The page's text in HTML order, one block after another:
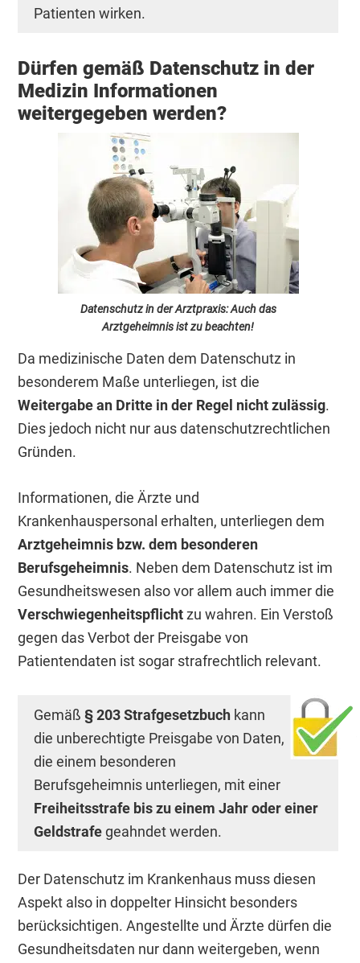
Patienten wirken.
Dürfen gemäß Datenschutz in der
Medizin Informationen
weitergegeben werden?
Datenschutz in der Arztpraxis: Auch das
Arztgeheimnis ist zu beachten!
Da medizinische Daten dem Datenschutz in
besonderem Maße unterliegen, ist die
Weitergabe an Dritte in der Regel nicht zulässig.
Dies jedoch nicht nur aus datenschutzrechtlichen
Gründen.
Informationen, die Ärzte und
Krankenhauspersonal erhalten, unterliegen dem
Arztgeheimnis bzw. dem besonderen
Berufsgeheimnis. Neben dem Datenschutz ist im
Gesundheitswesen also vor allem auch immer die
Verschwiegenheitspflichtzu wahren. Ein Verstoß
gegen das Verbot der Preisgabe von
Patientendaten ist sogar strafrechtlich relevant.
Gemäß§ 203 Strafgesetzbuch kann
die unberechtigte Preisgabe von Daten,
die einem besonderen
Berufsgeheimnis unterliegen, mit einer
Freiheitsstrafe bis zu einem Jahr oder einer
Geldstrafegeahndet werden.
Der Datenschutz im Krankenhaus muss diesen
Aspekt also in doppelter Hinsicht besonders
berücksichtigen. Angestellte und Ärzte dürfen die
Gesundheitsdaten nur dann weitergeben, wenn